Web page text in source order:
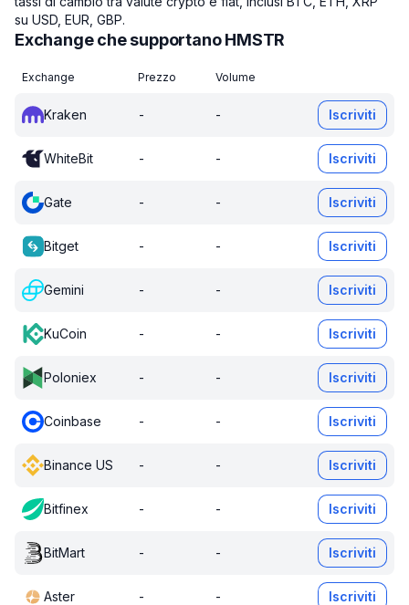
su USD, EUR, GBP.
Exchange che supportano HMSTR
Exchange Prezzo Volume
Kraken - - Iscriviti
WhiteBit - - Iscriviti
Gate - - Iscriviti
Bitget - - Iscriviti
Gemini - - Iscriviti
KuCoin - - Iscriviti
Poloniex - - Iscriviti
Coinbase - - Iscriviti
Binance US - - Iscriviti
Bitfinex - - Iscriviti
BitMart - - Iscriviti
Aster - - Iscriviti